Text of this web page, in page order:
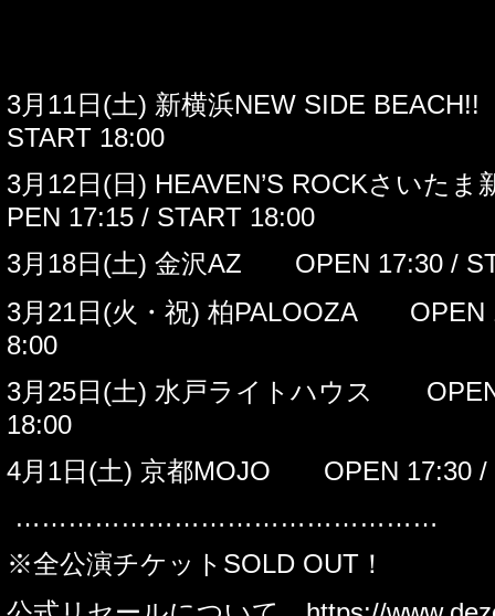
3月 11日 (土) 新横浜NEW SIDE BEACH!!
START 18:00
3月 12日 (日 ) HEAVEN’S ROCKさいたま
PEN 17:15 / START 18:00
3月 18日 (土) 金沢AZ
OPEN 17:30 /
3月 21日 (火・祝) 柏PALOOZA
OPEN
8:00
3月 25日 (土) 水戸ライトハウス
18:00
4月 1日 (土) 京都MOJO
OPEN 17:30
…………………………………………
※全公演チケット SOLD OUT ！